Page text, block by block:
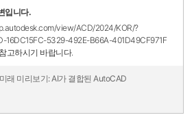
입니다.
view/ACD/2024/KOR/?
16DC15FC-5329-492E-B66A-401D49CF971F
고하시기 바랍니다.
래 미리보기: AI가 결합된 AutoCAD